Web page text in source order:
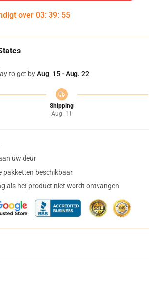
over 03: 39: 54
to get byAug. 15 - Aug. 22
Shipping
Aug. 11
uw deur
pakketten beschikbaar
als het product niet wordt ontvangen